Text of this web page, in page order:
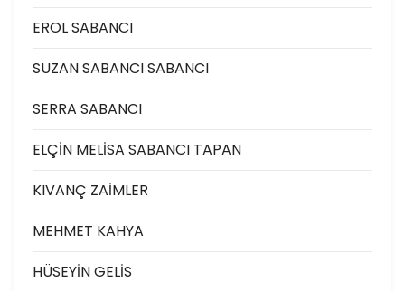
EROL SABANCI
SUZAN SABANCI SABANCI
SERRA SABANCI
ELÇİN MELİSA SABANCI TAPAN
KIVANÇ ZAİMLER
MEHMET KAHYA
HÜSEYİN GELİS